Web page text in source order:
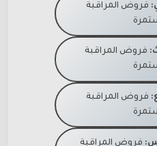
فروض المراقبة
فروض المراقبة
فروض المراقبة
فروض المراقبة